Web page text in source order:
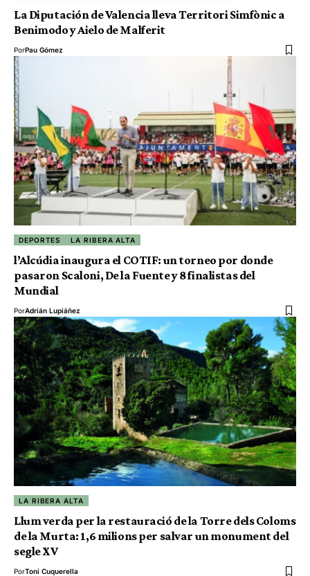
La Diputación de Valencia lleva Territori Simfònic a
Benimodo y Aielo de Malferit
PorPau Gómez
DEPORTES LA RIBERA ALTA
l’Alcúdia inaugura el COTIF: un torneo por donde
pasaron Scaloni, De la Fuente y 8 finalistas del
Mundial
PorAdrián Lupiáñez
LA RIBERA ALTA
Llum verda per la restauració de la Torre dels Coloms
de la Murta: 1,6 milions per salvar un monument del
segle XV
PorToni Cuquerella